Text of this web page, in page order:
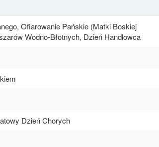
Ofiarowanie Pańskie (Matki Boskiej
Wodno-Błotnych, Dzień Handlowca
Dzień Chorych